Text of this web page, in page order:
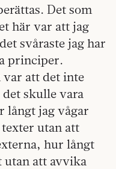
Det som
här var att jag
svåraste jag har
principer.
var att det inte
skulle vara
långt jag vågar
utan att
hur långt
utan att avvika